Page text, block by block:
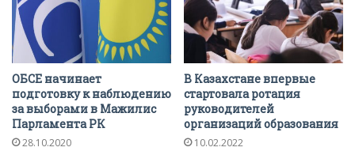
ОБСЕ начинает
подготовку к наблюдению
за выборами в Мажилис
Парламента РК
28.10.2020
В Казахстане впервые
стартовала ротация
руководителей
организаций образования
10.02.2022